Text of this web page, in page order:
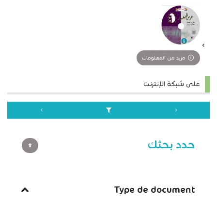
مزيد من المعلومات
على شبكة الإنترنت
حدد بحثك
Type de document